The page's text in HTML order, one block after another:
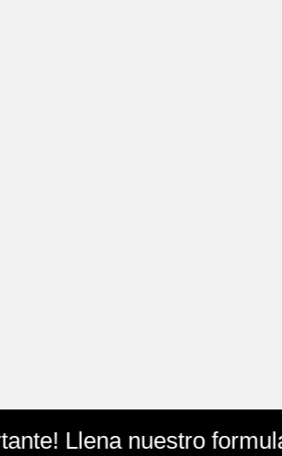
nuestro formulario